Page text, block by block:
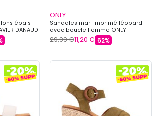
épais
DANAUD
ONLY
Sandales mari imprimé léopard
avec boucle Femme ONLY
29,99 €11,20 € 62%